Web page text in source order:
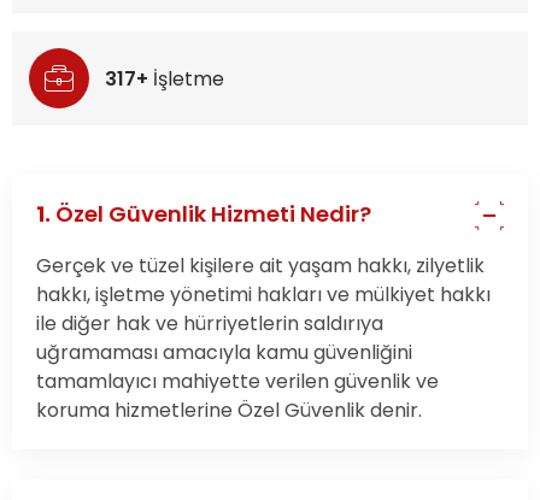
317+ İşletme
1. Özel Güvenlik Hizmeti Nedir?
Gerçek ve tüzel kişilere ait yaşam hakkı, zilyetlik
hakkı, işletme yönetimi hakları ve mülkiyet hakkı
ile diğer hak ve hürriyetlerin saldırıya
uğramaması amacıyla kamu güvenliğini
tamamlayıcı mahiyette verilen güvenlik ve
koruma hizmetlerine Özel Güvenlik denir.